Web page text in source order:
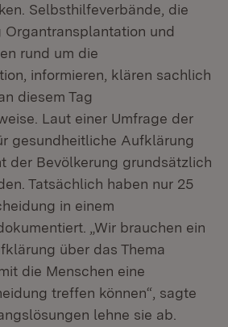
Selbsthilfeverbände, die
und
rund um die
informieren, klären sachlich
diesem Tag
Laut einer Umfrage der
gesundheitliche Aufklärung
der Bevölkerung grundsätzlich
Tatsächlich haben nur 25
in einem
„Wir brauchen ein
über das Thema
die Menschen eine
treffen können“, sagte
lehne sie ab.